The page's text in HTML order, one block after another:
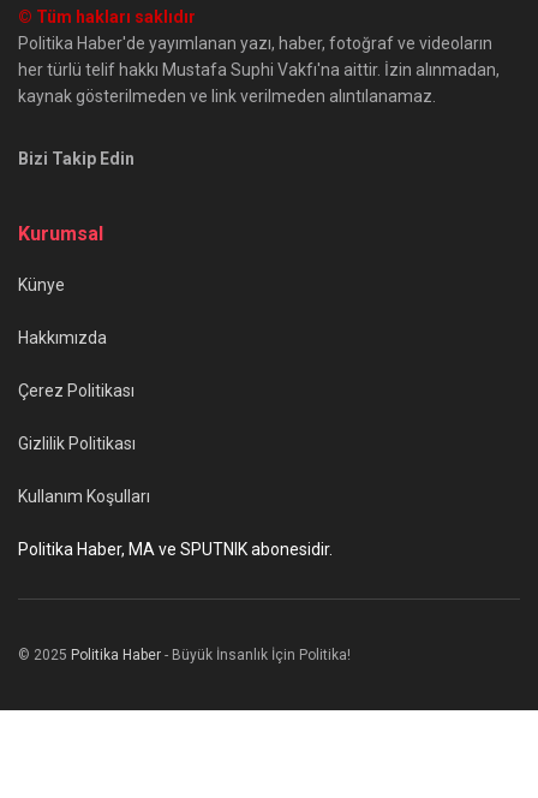
© Tüm hakları saklıdır
Politika Haber'de yayımlanan yazı, haber, fotoğraf ve videoların
her türlü telif hakkı Mustafa Suphi Vakfı'na aittir. İzin alınmadan,
kaynak gösterilmeden ve link verilmeden alıntılanamaz.
Bizi Takip Edin
Kurumsal
Künye
Hakkımızda
Çerez Politikası
Gizlilik Politikası
Kullanım Koşulları
Politika Haber, MA ve SPUTNIK abonesidir.
© 2025 Politika Haber - Büyük İnsanlık İçin Politika!